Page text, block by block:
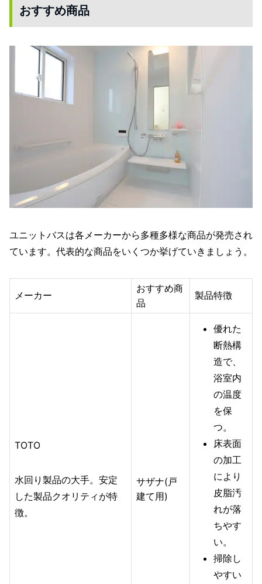
おすすめ商品
ユニットバスは各メーカーから多種多様な商品が発売され
ています。代表的な商品をいくつか挙げていきましょう。
メーカー
おすすめ商
品
製品特徴
TOTO
水回り製品の大手。安定
した製品クオリティが特
徴。
サザナ(戸
建て用)
優れた
断熱構
造で、
浴室内
の温度
を保
つ。
床表面
の加工
により
皮脂汚
れが落
ちやす
い。
掃除し
やすい